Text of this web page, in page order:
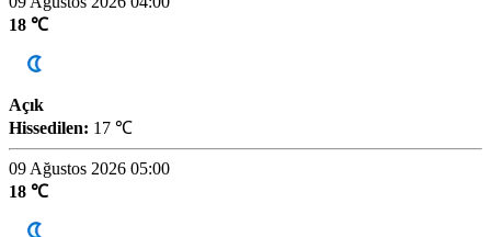
18 ℃
Açık
Hissedilen: 17 ℃
09 Ağustos 2026 05:00
18 ℃